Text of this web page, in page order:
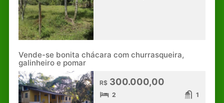
Vende-se bonita chácara com churrasqueira,
galinheiro e pomar
R$300.000,00
2 1